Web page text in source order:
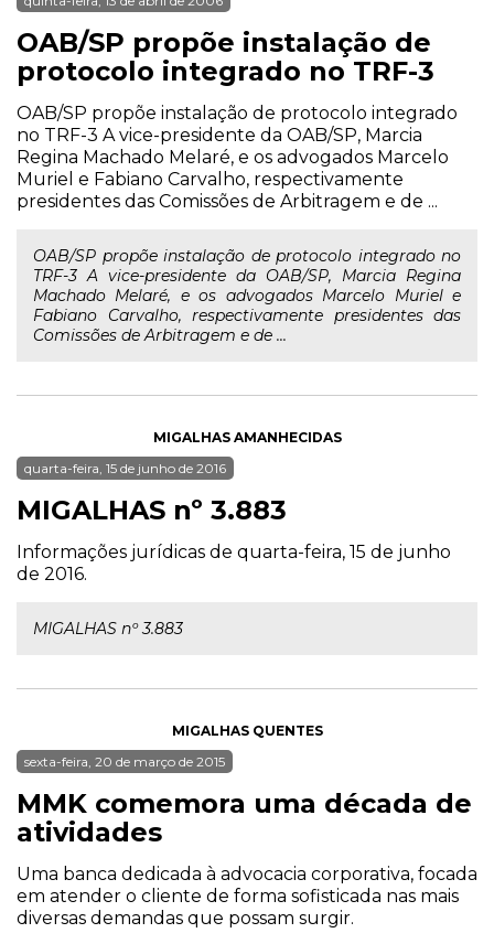
OAB/SP propõe instalação de
protocolo integrado no TRF-3
OAB/SP propõe instalação de protocolo integrado
no TRF-3 A vice-presidente da OAB/SP, Marcia
Regina Machado Melaré, e os advogados Marcelo
Muriel e Fabiano Carvalho, respectivamente
presidentes das Comissões de Arbitragem e de ...
OAB/SP propõe instalação de protocolo integrado no
TRF-3 A vice-presidente da OAB/SP, Marcia Regina
Machado Melaré, e os advogados Marcelo Muriel e
Fabiano Carvalho, respectivamente presidentes das
Comissões de Arbitragem e de ...
MIGALHAS AMANHECIDAS
quarta-feira, 15 de junho de 2016
MIGALHAS nº 3.883
Informações jurídicas de quarta-feira, 15 de junho
de 2016.
MIGALHAS nº 3.883
MIGALHAS QUENTES
sexta-feira, 20 de março de 2015
MMK comemora uma década de
atividades
Uma banca dedicada à advocacia corporativa, focada
em atender o cliente de forma sofisticada nas mais
diversas demandas que possam surgir.